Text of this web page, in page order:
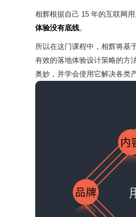
相辉根据自己 15 年的互联网
体验没有底线。
所以在这门课程中，相辉将基
有效的落地体验设计策略的方
奥妙，并学会使用它解决各类